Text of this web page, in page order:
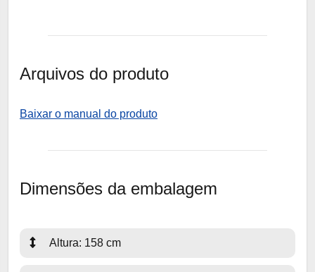
Arquivos do produto
Baixar o manual do produto
Dimensões da embalagem
Altura: 158 cm